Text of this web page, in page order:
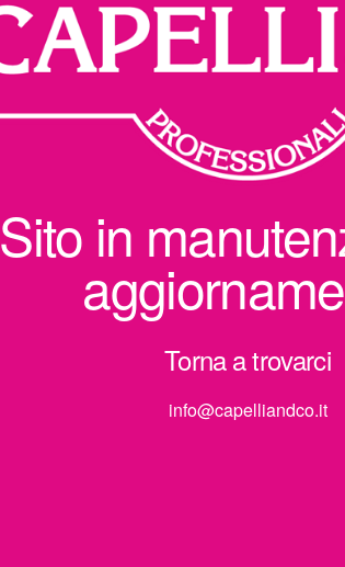
Sito in
Torna a trovarci
info@capelliandco.it